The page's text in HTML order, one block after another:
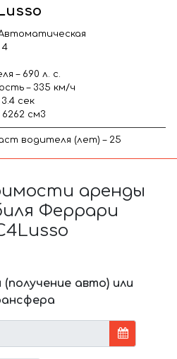
4
– 690 л. с.
– 335 км/ч
сек
см3
водителя (лет) – 25
аренды
Феррари
авто) или